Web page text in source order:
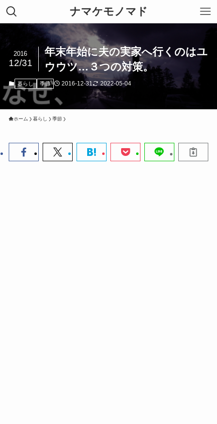
ナマケモノマド
年末年始に夫の実家へ行くのはユ
ウウツ…３つの対策。
2016
12/31
暮らし 季節 2016-12-31 2022-05-04
ホーム 暮らし 季節